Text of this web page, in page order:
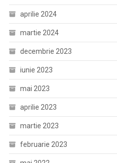
aprilie 2024
martie 2024
decembrie 2023
iunie 2023
mai 2023
aprilie 2023
martie 2023
februarie 2023